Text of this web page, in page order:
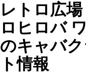
レトロ広
ロヒロバ
のキャバ
ト情報